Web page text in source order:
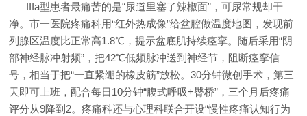
IIIa型患者最痛苦的是“尿道里塞了辣椒面”，可尿常规却干
净。市一医院疼痛科用“红外热成像”给盆腔做温度地图，发现前
列腺区温度比正常高1.8℃，提示盆底肌持续痉挛。随后采用“阴
部神经脉冲射频”，把42℃低频脉冲送到神经节，阻断痉挛信
号，相当于把“一直紧绷的橡皮筋”放松。30分钟微创手术，第三
天即可上班，配合每日10分钟“腹式呼吸+臀桥”，三个月后疼痛
评分从9降到2。疼痛科还与心理科联合开设“慢性疼痛认知行为